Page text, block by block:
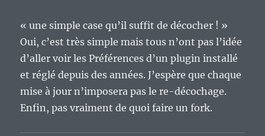
« une simple case qu’il suffit de décocher ! »
Oui, c’est très simple mais tous n’ont pas l’idée
d’aller voir les Préférences d’un plugin installé
et réglé depuis des années. J’espère que chaque
mise à jour n’imposera pas le re-décochage.
Enfin, pas vraiment de quoi faire un fork.